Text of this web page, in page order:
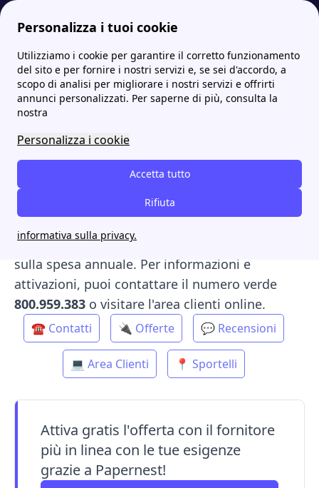
Personalizza i tuoi cookie
Utilizziamo i cookie per garantire il corretto funzionamento
del sito e per fornire i nostri servizi e, se sei d'accordo, a
scopo di analisi per migliorare i nostri servizi e offrirti
annunci personalizzati. Per saperne di più, consulta la
nostra
Personalizza i cookie
Accetta tutto
Rifiuta
informativa sulla privacy.
Papernest.it MoreFornitori Italia Gas e Luce: recensioni, tariffe e contatti
Italia Gas e Luce:
recensioni, tariffe e
contatti
Italia Gas e Luce S.r.l. offre energia elettrica e
gas naturale con oltre40 anni di esperienza
vantaggi esclusivi come il
sulla spesa annuale. Per informazioni e
attivazioni, puoi contattare il numero verde
800.959.383 o visitare l'area clienti online.
☎ Contatti 🔌 Offerte 💬 Recensioni
💻 Area Clienti 📍 Sportelli
Attiva gratis l'offerta con il fornitore
più in linea con le tue esigenze
grazie a Papernest!